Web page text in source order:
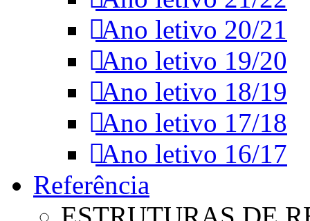
Ano letivo 20/21
Ano letivo 19/20
Ano letivo 18/19
Ano letivo 17/18
Ano letivo 16/17
Referência